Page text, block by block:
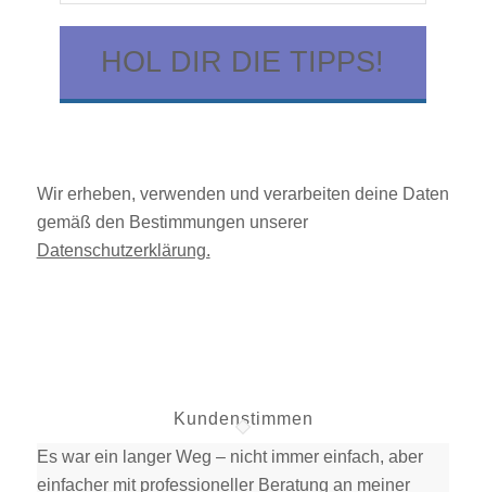
HOL DIR DIE TIPPS!
Wir erheben, verwenden und verarbeiten deine Daten
gemäß den Bestimmungen unserer
Datenschutzerklärung.
Kundenstimmen
Es war ein langer Weg – nicht immer einfach, aber
einfacher mit professioneller Beratung an meiner